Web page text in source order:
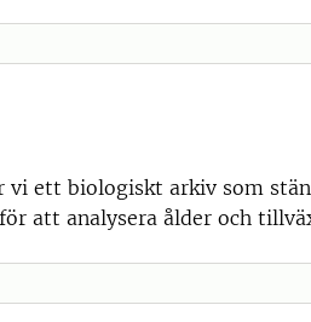
ett biologiskt arkiv som
att analysera ålder och